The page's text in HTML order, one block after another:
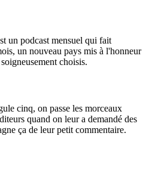
un podcast mensuel qui fait
un nouveau pays mis à l'honneur
choisis.
cinq, on passe les morceaux
quand on leur a demandé des
ça de leur petit commentaire.